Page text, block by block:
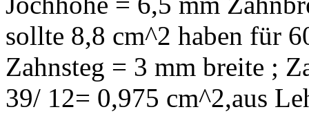
sollte 8,8 cm^2 haben für
Zahnsteg = 3 mm breite ;
39/ 12= 0,975 cm^2,aus